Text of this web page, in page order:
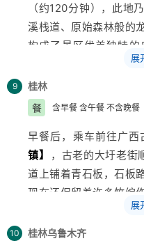
景。自由漫步已具三
【西街】，西街的街
韵味，暗青油亮，两旁
支啤酒，聆听西街灯
寨】
观光村（约50分钟
石板小巷，灰白的青
化，让我们走进他们家
族的民族文化，感受村
（约120分钟），此地
溪栈道、原始森林般的
构成了景区优美独特的
350米高空滑索，让孩
西瓯丛林36个探险小项
激发孩子们挑战自我、
林著名建筑“逍遥楼”；
壮家特色竹筒饭（约
类为原料，放进新鲜的
再用香蕉叶将竹筒口堵
时破开竹筒取出饭，这
夜晚。
展
9
桂林
餐
含早餐 含午餐 不含晚餐
早餐后，乘车前往广西
镇】
，古老的大圩老街
道上铺着青石板，石板
现在还保留着许多竹编
店、草医诊室、老理
【西山公园】
展
10 桂林乌鲁木齐